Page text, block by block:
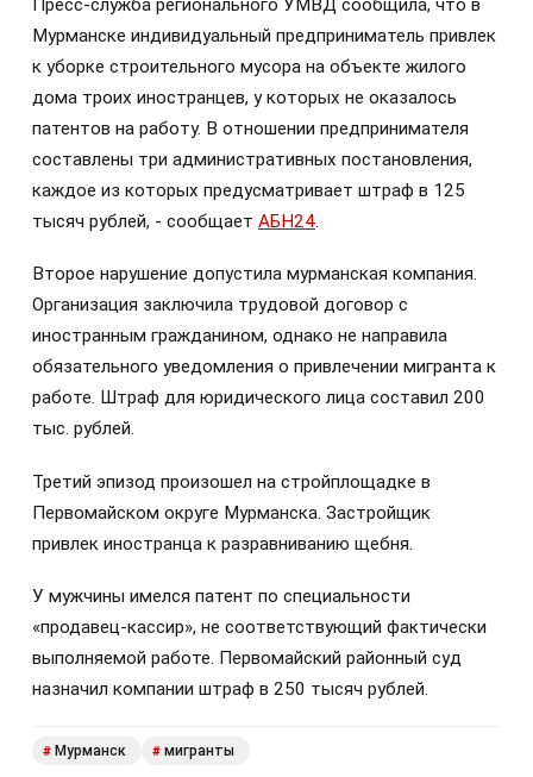
Пресс-служба регионального УМВД сообщила, что в
Мурманске индивидуальный предприниматель привлек
к уборке строительного мусора на объекте жилого
дома троих иностранцев, у которых не оказалось
патентов на работу. В отношении предпринимателя
составлены три административных постановления,
каждое из которых предусматривает штраф в 125
тысяч рублей, - сообщает АБН24.
Второе нарушение допустила мурманская компания.
Организация заключила трудовой договор с
иностранным гражданином, однако не направила
обязательного уведомления о привлечении мигранта к
работе. Штраф для юридического лица составил 200
тыс. рублей.
Третий эпизод произошел на стройплощадке в
Первомайском округе Мурманска. Застройщик
привлек иностранца к разравниванию щебня.
У мужчины имелся патент по специальности
«продавец-кассир», не соответствующий фактически
выполняемой работе. Первомайский районный суд
назначил компании штраф в 250 тысяч рублей.
# Мурманск # мигранты